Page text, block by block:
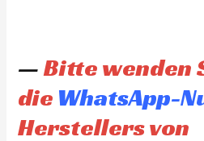
—Bitte wenden
die WhatsApp-
Herstellers von